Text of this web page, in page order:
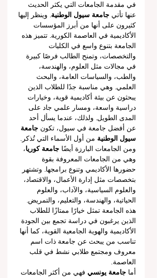
في مقدمة الجامعات التي يكثر الحديث
عنها تأتي جامعة سيول الوطنية . وينظر إليها
كثيرون على أنها من أبرز المؤسسات
الأكاديمية في العاصمة الكورية. تتميز هذه
الجامعة بتنوع واسع في الكليات
والتخصصات، وتمنح الطالب فرصًا كبيرة
في مجالات مثل العلوم، والهندسة،
والطب، والسياسات العامة، والبحث
العلمي. وهي مناسبة جدًا للطلاب الذين
يبحثون عن بيئة أكاديمية قوية، وخيارات
دراسية واسعة، ومسار علمي جاد على
المدى الطويل. ولذلك، عندما يسأل أحد
عن أفضل جامعة في سيول، تكون جامعة
سيول الوطنية من أول الأسماء التي تُذكر.
ومن الجامعات البارزة أيضًا جامعة كوريا،
وهي من الجامعات المعروفة بقوة
حضورها الأكاديمي وتنوع برامجها. وتشتهر
بتخصصات مثل إدارة الأعمال، والاقتصاد،
والعلوم السياسية، والآداب، والعلوم
الحياتية، والهندسة، والتعليم، والتمريض.
هذه الجامعة تمثل خيارًا ممتازًا للطلاب
الذين يرغبون في دراسة تجمع بين الجودة
الأكاديمية والهوية الجامعية القوية، كما أنها
تناسب من يبحث عن جامعة ذات اسم
معروف ومجتمع طلابي نشط في قلب
العاصمة.
أما جامعة يونسي فهي من أكثر الجامعات